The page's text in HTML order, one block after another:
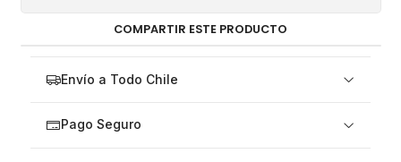
COMPARTIR ESTE PRODUCTO
Envío a Todo Chile
Pago Seguro